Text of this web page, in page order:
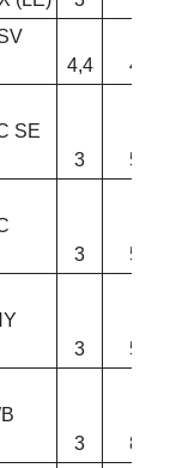
4,4 4
SE
3 5
3 5
3 5
3 8